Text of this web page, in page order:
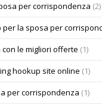
per corrispondenza (2)
per la sposa per
le migliori offerte (1)
hookup site online (1)
per corrispondenza (1)